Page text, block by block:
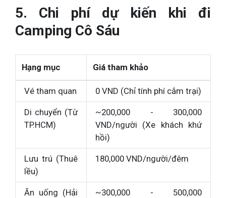
5. Chi phí dự kiến khi đi
Camping Cô Sáu
Hạng mục Giá tham khảo
Vé tham quan 0 VND (Chỉ tính phí cắm trại)
Di chuyển (Từ
TP.HCM)
~200,000 - 300,000
VND/người (Xe khách khứ
hồi)
Lưu trú (Thuê
lều)
180,000 VND/người/đêm
Ăn uống (Hải
~300,000 - 500,000